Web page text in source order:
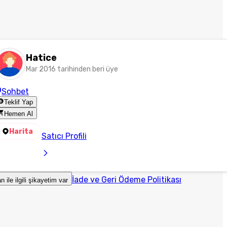
Hatice
Mar 2016 tarihinden beri üye
Sohbet
Teklif Yap
Hemen Al
Harita Satıcı Profili
ile ilgili şikayetim var İade ve Geri Ödeme Politikası